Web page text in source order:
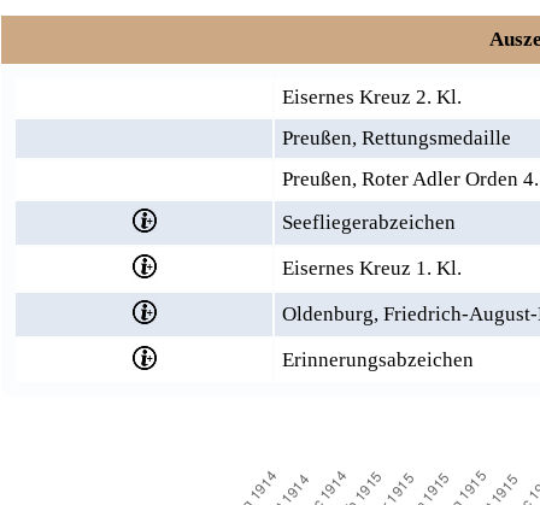
Eisernes Kreuz 2. Kl.
Preußen, Rettungsmedaille
Preußen, Roter Adler Orden
Seefliegerabzeichen
Eisernes Kreuz 1. Kl.
Oldenburg, Friedrich-
Erinnerungsabzeichen